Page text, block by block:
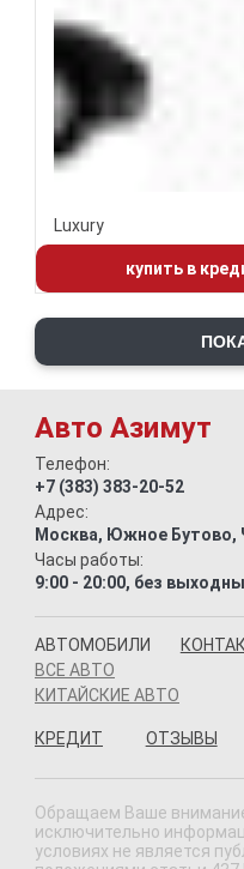
Luxury
купить в
Авто Азимут
Телефон:
+7 (383) 383-20-52
Адрес:
Москва, Южное Бутово,
Часы работы:
9:00 - 20:00, без
АВТОМОБИЛИ
ВСЕ АВТО
КИТАЙСКИЕ АВТО
КРЕДИТ ОТЗЫВЫ
Обращаем Ваше
исключительно
условиях не является